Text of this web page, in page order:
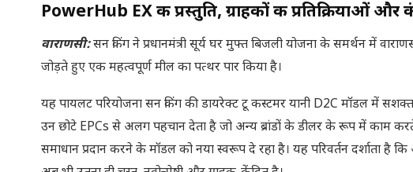
PowerHub EX की प्रस्तुति, ग्राहकों की प्रतिक्रियाओं
वाराणसी:सन किंग ने प्रधानमंत्री सूर्य घर मुफ्त बिजली योजना के समर्थन में
जोड़ते हुए एक महत्वपूर्ण मील का पत्थर पार किया है।
यह पायलट परियोजना सन किंग की डायरेक्ट टू कस्टमर यानी D2C मॉडल में
उन छोटे EPCs से अलग पहचान देता है जो अन्य ब्रांडों के डीलर के रूप में काम
समाधान प्रदान करने के मॉडल को नया स्वरूप दे रहा है। यह परिवर्तन दर्शाता